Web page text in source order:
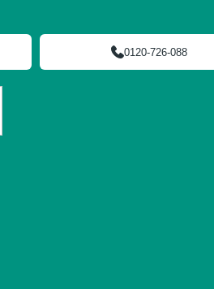
0120-726-088